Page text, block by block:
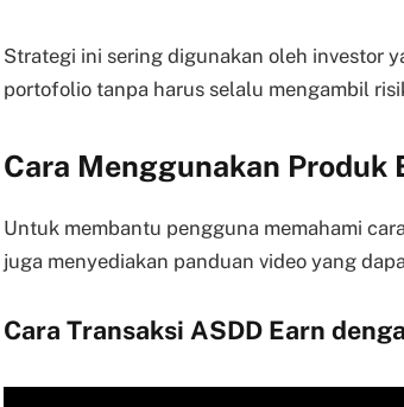
Strategi ini sering digunakan oleh investor
portofolio tanpa harus selalu mengambil
Cara Menggunakan Produk
Untuk membantu pengguna memahami
juga menyediakan panduan video yang
Cara Transaksi ASDD Earn